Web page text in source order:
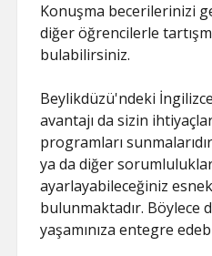
Konuşma becerilerinizi
diğer öğrencilerle
bulabilirsiniz.
Beylikdüzü'ndeki
avantajı da sizin
programları
ya da diğer
ayarlayabileceğiniz
bulunmaktadır. Böylece
yaşamınıza entegre